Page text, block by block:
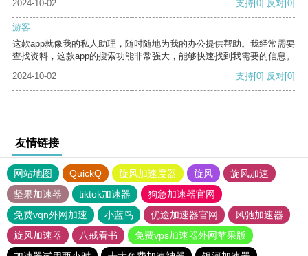
2024-10-02 支持[0] 反对[0]
游客
这款app就像我的私人助理，随时随地为我的办公提供帮助。我经常需要
查找资料，这款app的搜索功能非常强大，能够快速找到我需要的信息。
2024-10-02
支持[0] 反对[0]
友情链接
网站地图 QuickQ 旋风加速度器 旋风
旋风加速
坚果加速器
tiktok加速器
狗急加速器官网
免费vqn外网加速
小蓝鸟 优途加速器官网
风驰加速器
旋风加速器
八戒看书
免费vps加速器外网苹果版